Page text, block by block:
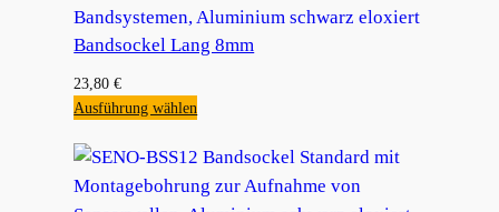
Bandsockel Lang 8mm
23,80€
Ausführung wählen